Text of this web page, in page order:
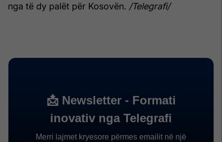
nga të dy palët për Kosovën. /Telegrafi/